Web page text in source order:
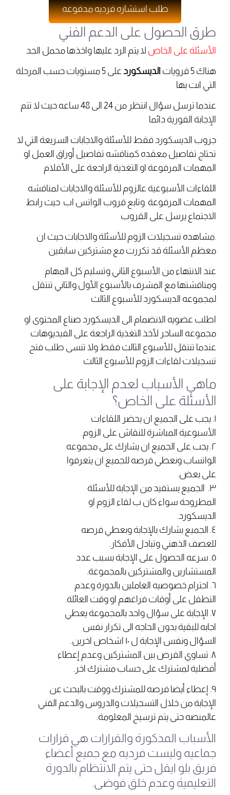
طلب استشاره فرديه مدفوعه
طرق الحصول على الدعم الفني
الأسئلة على الخاص لا يتم الرد عليها واخذها محمل الجد
هناك 5 قرويات
الديسكورد
على 5 مستويات حسب المرحلة
التي انت بها
عندما ترسل سؤال انتظر من 24 الى 48 ساعه حيث لا تتم
الإجابة الفورية دائما
جروب الديسكورد فقط للأسئلة والاجابات السريعة التي لا
تحتاج تفاصيل معقده كمناقشه تفاصيل أوراق العمل او
المهمات المرفوعة او التغذية الراجعة على الأفلام
اللقاءات الأسبوعية عالزوم للأسئلة والاجابات لمناقشه
المهمات المرفوعة وتابع قروب الواتس اب حيث رابط
الاجتماع يرسل على القروب
.مشاهده تسجيلات الزوم للأسئلة والاجابات حيث ان
معظم الأسئلة قد تكررت مع مشتركين سابقين
عند الانتهاء من الأسبوع الثاني وتسليم كل المهام
ومناقشتها مع المشرف بالأسبوع الأول والثاني تنتقل
لمجموعه الديسكورد للأسبوع الثالث
اطلب عضويه الانضمام الى الديسكورد صناع المحتوى او
مجموعه الساحر لأخذ التغذية الراجعة على الفيديوهات
عندما تنتقل للأسبوع الثالث فقط ولا تنسى طلب فتح
تسجيلات لقاءات الزوم للأسبوع الثالث
ماهي الأسباب لعدم الإجابة على
الأسئلة على الخاص؟
١. يجب على الجميع ان يحضر اللقاءات
الأسبوعية المباشرة للنقاش على الزوم.
٢. يجب على الجميع ان يشارك على مجموعه
الواتساب ونعطي فرصه للجميع ان يتعرفوا
على بعض.
٣. الجميع يستفيد من الإجابة للأسئلة
المطروحة سواء كان ب لقاء الزوم او
الديسكورد.
٤. الجميع بشارك بالإجابة وبعطي فرصه
للعصف الذهني وتبادل الأفكار.
٥. سرعه الحصول على الإجابة بسبب عدد
المستشارين والمشتركين بالمجموعة.
٦. احترام خصوصيه العاملين بالدورة وعدم
التطفل على أوقات فراغهم او وقت العائلة.
٧. الإجابة على سؤال واحد بالمجموعة يعطي
اجابه للبقية بدون الحاجه الى تكرار نفس
السؤال ونفس الإجابة ل ١٠ اشخاص اخرين.
٨. تساوي الفرص بين المشتركين وعدم إعطاء
أفضلية لمشترك على حساب مشترك اخر.
٩. إعطاء أيضا فرصه للمشترك ووقت بالبحث عن
الإجابة من خلال التسجيلات والدروس والدعم الفني
عالمنصه حتى يتم ترسيخ المعلومة.
الأسباب المذكورة والقرارات هي قرارات
جماعيه وليست فرديه مع جميع أعضاء
فريق بلو ايقل حتى يتم الانتظام بالدورة
التعليمية وعدم خلق فوضى.